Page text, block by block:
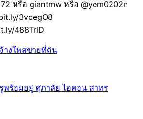
หรือ giantmw หรือ @yem0202n
3vdegO8
488TrlD
างโพสขายที่ดิน
พร้อมอยู่ ศุภาลัย ไอคอน สาทร